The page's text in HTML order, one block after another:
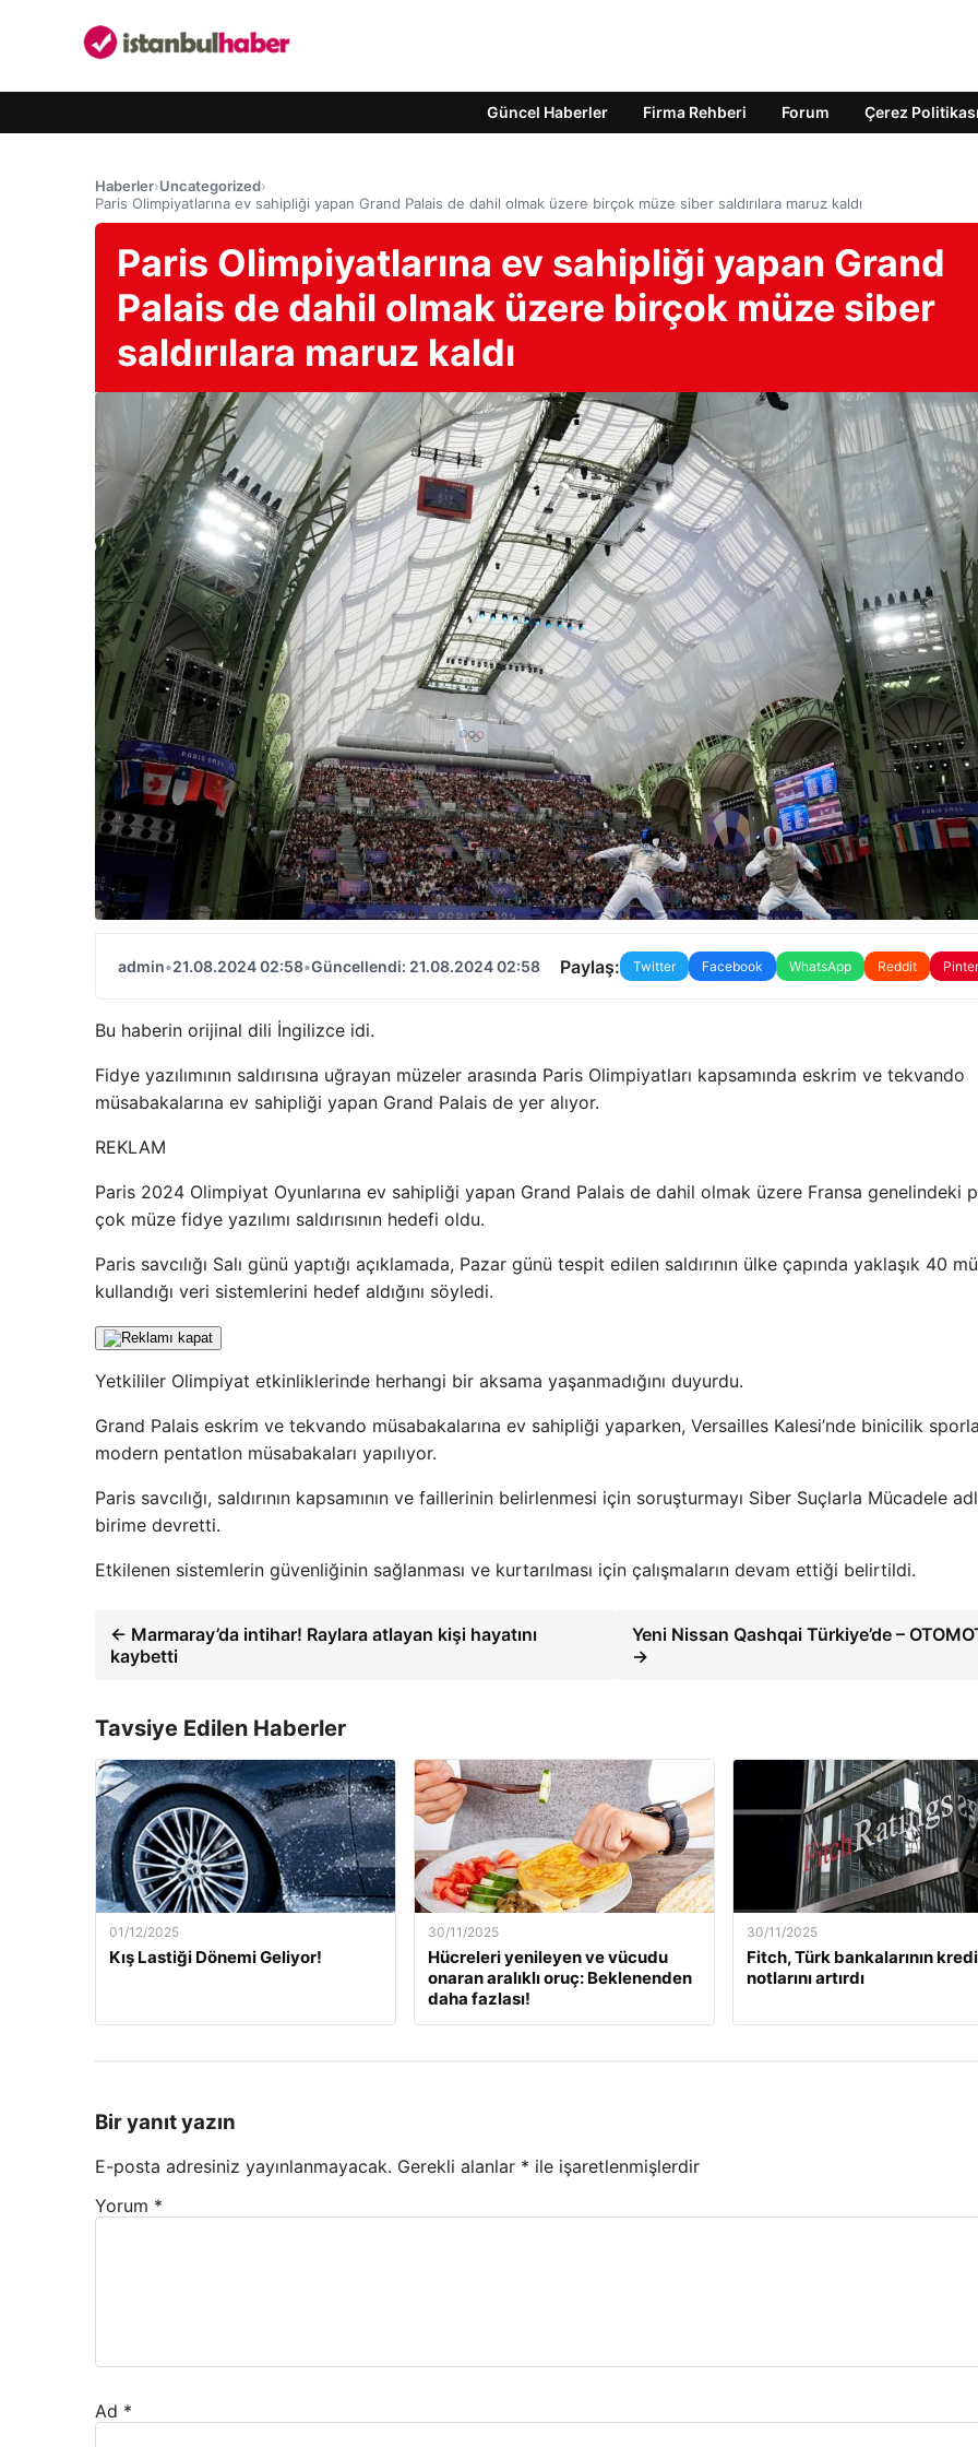
Güncel Haberler Firma Rehberi Forum Çerez Politikası
Haberler›Uncategorized›
Paris Olimpiyatlarına ev sahipliği yapan Grand Palais de dahil olmak üzere birçok müze siber saldırılara maruz kaldı
Paris Olimpiyatlarına ev sahipliği yapan Grand
Palais de dahil olmak üzere birçok müze siber
saldırılara maruz kaldı
admin•21.08.2024 02:58•Güncellendi: 21.08.2024 02:58 Paylaş: Twitter Facebook WhatsApp Reddit
Bu haberin orijinal dili İngilizce idi.
Fidye yazılımının saldırısına uğrayan müzeler arasında Paris Olimpiyatları kapsamında eskrim ve tekvando
müsabakalarına ev sahipliği yapan Grand Palais de yer alıyor.
REKLAM
Paris 2024 Olimpiyat Oyunlarına ev sahipliği yapan Grand Palais de dahil olmak üzere Fransa genelindeki
çok müze fidye yazılımı saldırısının hedefi oldu.
Paris savcılığı Salı günü yaptığı açıklamada, Pazar günü tespit edilen saldırının ülke çapında yaklaşık 40
kullandığı veri sistemlerini hedef aldığını söyledi.
Yetkililer Olimpiyat etkinliklerinde herhangi bir aksama yaşanmadığını duyurdu.
Grand Palais eskrim ve tekvando müsabakalarına ev sahipliği yaparken, Versailles Kalesi’nde binicilik
modern pentatlon müsabakaları yapılıyor.
Paris savcılığı, saldırının kapsamının ve faillerinin belirlenmesi için soruşturmayı Siber Suçlarla Mücadele
birime devretti.
Etkilenen sistemlerin güvenliğinin sağlanması ve kurtarılması için çalışmaların devam ettiği belirtildi.
← Marmaray’da intihar! Raylara atlayan kişi hayatını
kaybetti
Yeni Nissan Qashqai Türkiye’de –
→
Tavsiye Edilen Haberler
01/12/2025
Kış Lastiği Dönemi Geliyor!
30/11/2025
Hücreleri yenileyen ve vücudu
onaran aralıklı oruç: Beklenenden
daha fazlası!
30/11/2025
Fitch, Türk bankalarının kredi
notlarını artırdı
Bir yanıt yazın
E-posta adresiniz yayınlanmayacak. Gerekli alanlar * ile işaretlenmişlerdir
Yorum *
Ad *